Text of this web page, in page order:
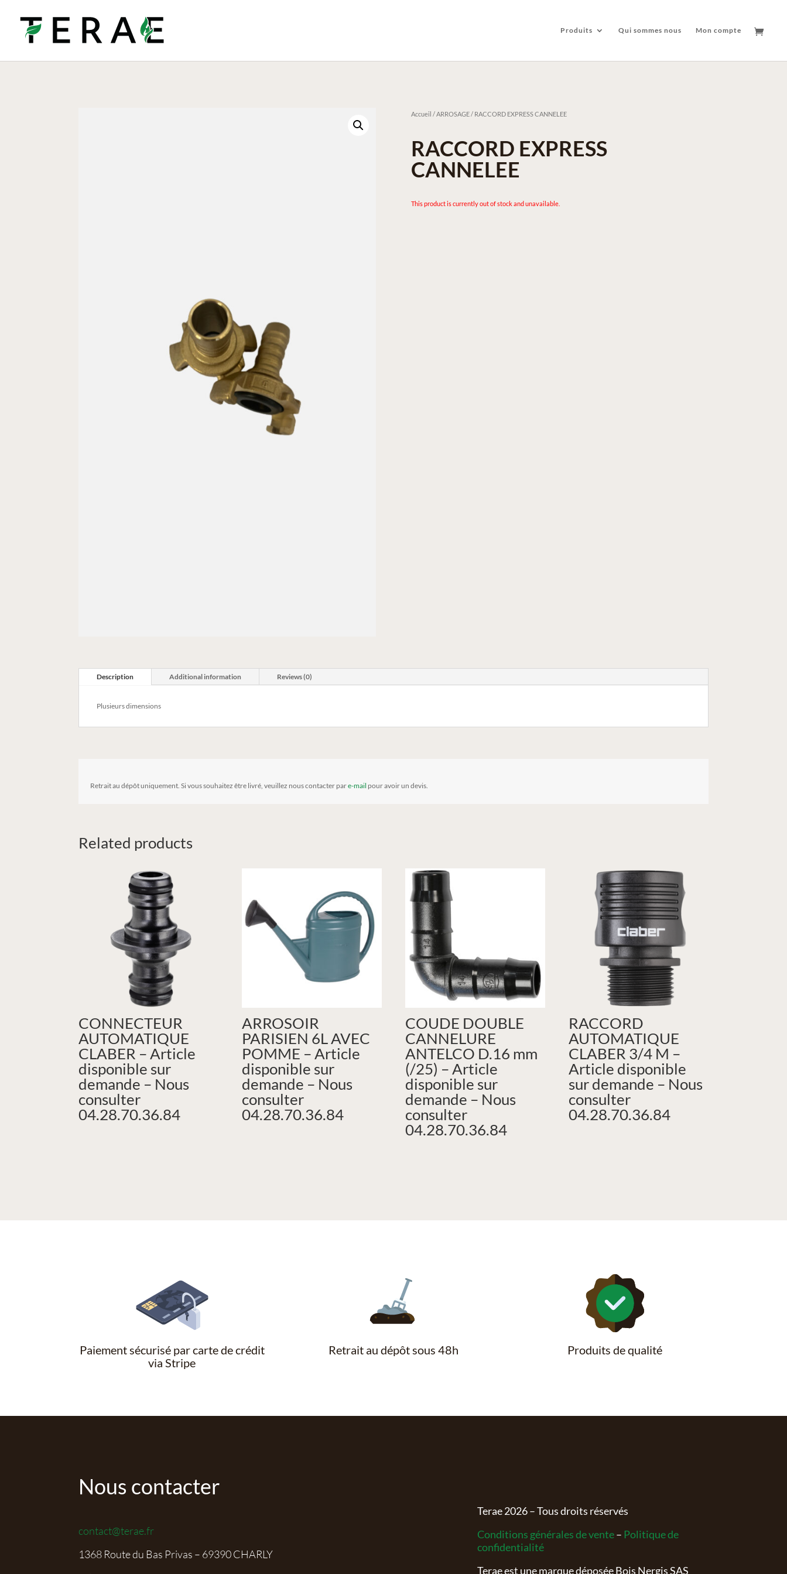
Produits Qui sommes nous Mon compte
Accueil /ARROSAGE/ RACCORD EXPRESS CANNELEE
RACCORD EXPRESS
CANNELEE
This product is currently out of stock and unavailable.
Description Additional information Reviews (0)
Plusieurs dimensions
Retrait au dépôt uniquement. Si vous souhaitez être livré, veuillez nous contacter pare-mail pour avoir un devis.
Related products
CONNECTEUR
AUTOMATIQUE
CLABER – Article
disponible sur
demande – Nous
consulter
04.28.70.36.84
ARROSOIR
PARISIEN 6L AVEC
POMME – Article
disponible sur
demande – Nous
consulter
04.28.70.36.84
COUDE DOUBLE
CANNELURE
ANTELCO D.16 mm
(/25) – Article
disponible sur
demande – Nous
consulter
04.28.70.36.84
RACCORD
AUTOMATIQUE
CLABER 3/4 M –
Article disponible
sur demande – Nous
consulter
04.28.70.36.84
Paiement sécurisé par carte de crédit
via Stripe
Retrait au dépôt sous 48h Produits de qualité
Nous contacter
contact@terae.fr
1368 Route du Bas Privas – 69390 CHARLY
Terae2026– Tous droits réservés
Conditions générales de vente– Politique de
confidentialité
Terae est une marque déposée Bois Nergis SAS